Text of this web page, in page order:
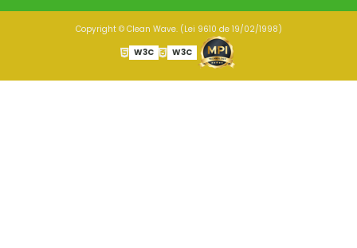
Copyright © Clean Wave. (Lei 9610 de 19/02/1998)
W3C
W3C